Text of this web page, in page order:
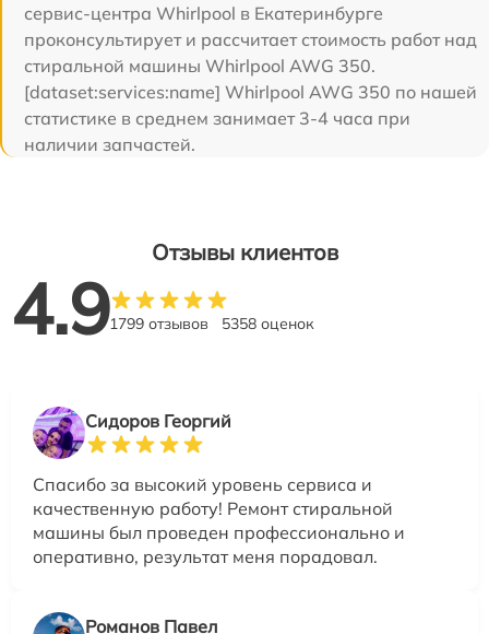
сервис-центра Whirlpool в Екатеринбурге
проконсультирует и рассчитает стоимость работ над
стиральной машины Whirlpool AWG 350.
[dataset:services:name] Whirlpool AWG 350 по нашей
статистике в среднем занимает 3-4 часа при
наличии запчастей.
Отзывы клиентов
4.91799 отзывов 5358 оценок
Сидоров Георгий
Спасибо за высокий уровень сервиса и
качественную работу! Ремонт стиральной
машины был проведен профессионально и
оперативно, результат меня порадовал.
Романов Павел